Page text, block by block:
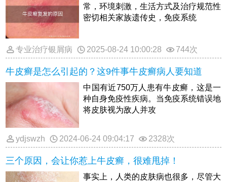
常，环境刺激，生活方式及治疗规范性
密切相关家族遗传史，免疫系统
专业治疗银屑病 2025-08-24 10:00:28 744次
牛皮癣是怎么引起的？这9件事牛皮癣病人要知道
中国有近750万人患有牛皮癣，这是一
种自身免疫性疾病。当免疫系统错误地
将皮肤视为敌人并攻
ydjswzh 2024-06-24 09:04:17 2328次
三个原因，会让你惹上牛皮癣，很难甩掉！
事实上，人类的皮肤病也很多，尽管大